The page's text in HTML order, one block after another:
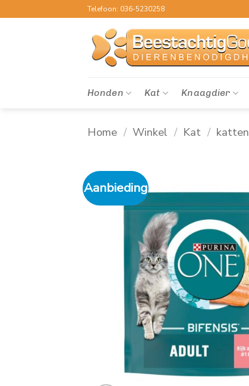
naar
Telefoon: 036-5230258
Honden Kat Knaagdier
Home / Winkel / Kat /
Aanbieding